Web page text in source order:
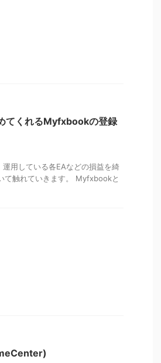
てくれるMyfxbookの登録
用している各EAなどの損益を綺
触れていきます。 Myfxbookと